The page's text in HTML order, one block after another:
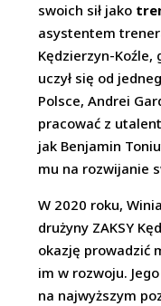
swoich sił jako
asystentem
Kędzierzyn-Koźle,
uczył się od
Polsce, Andrei
pracować z
jak Benjamin
mu na rozwijanie
W 2020 roku,
drużyny ZAKSY
okazję prowadzić
im w rozwoju.
na najwyższym